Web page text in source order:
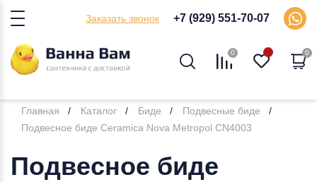
Заказать звонок +7 (929) 551-70-07
0 0
Главная Каталог Биде
Подвесные биде
Подвесное биде Ceramica Nova Metropol CN4003
Подвесное биде